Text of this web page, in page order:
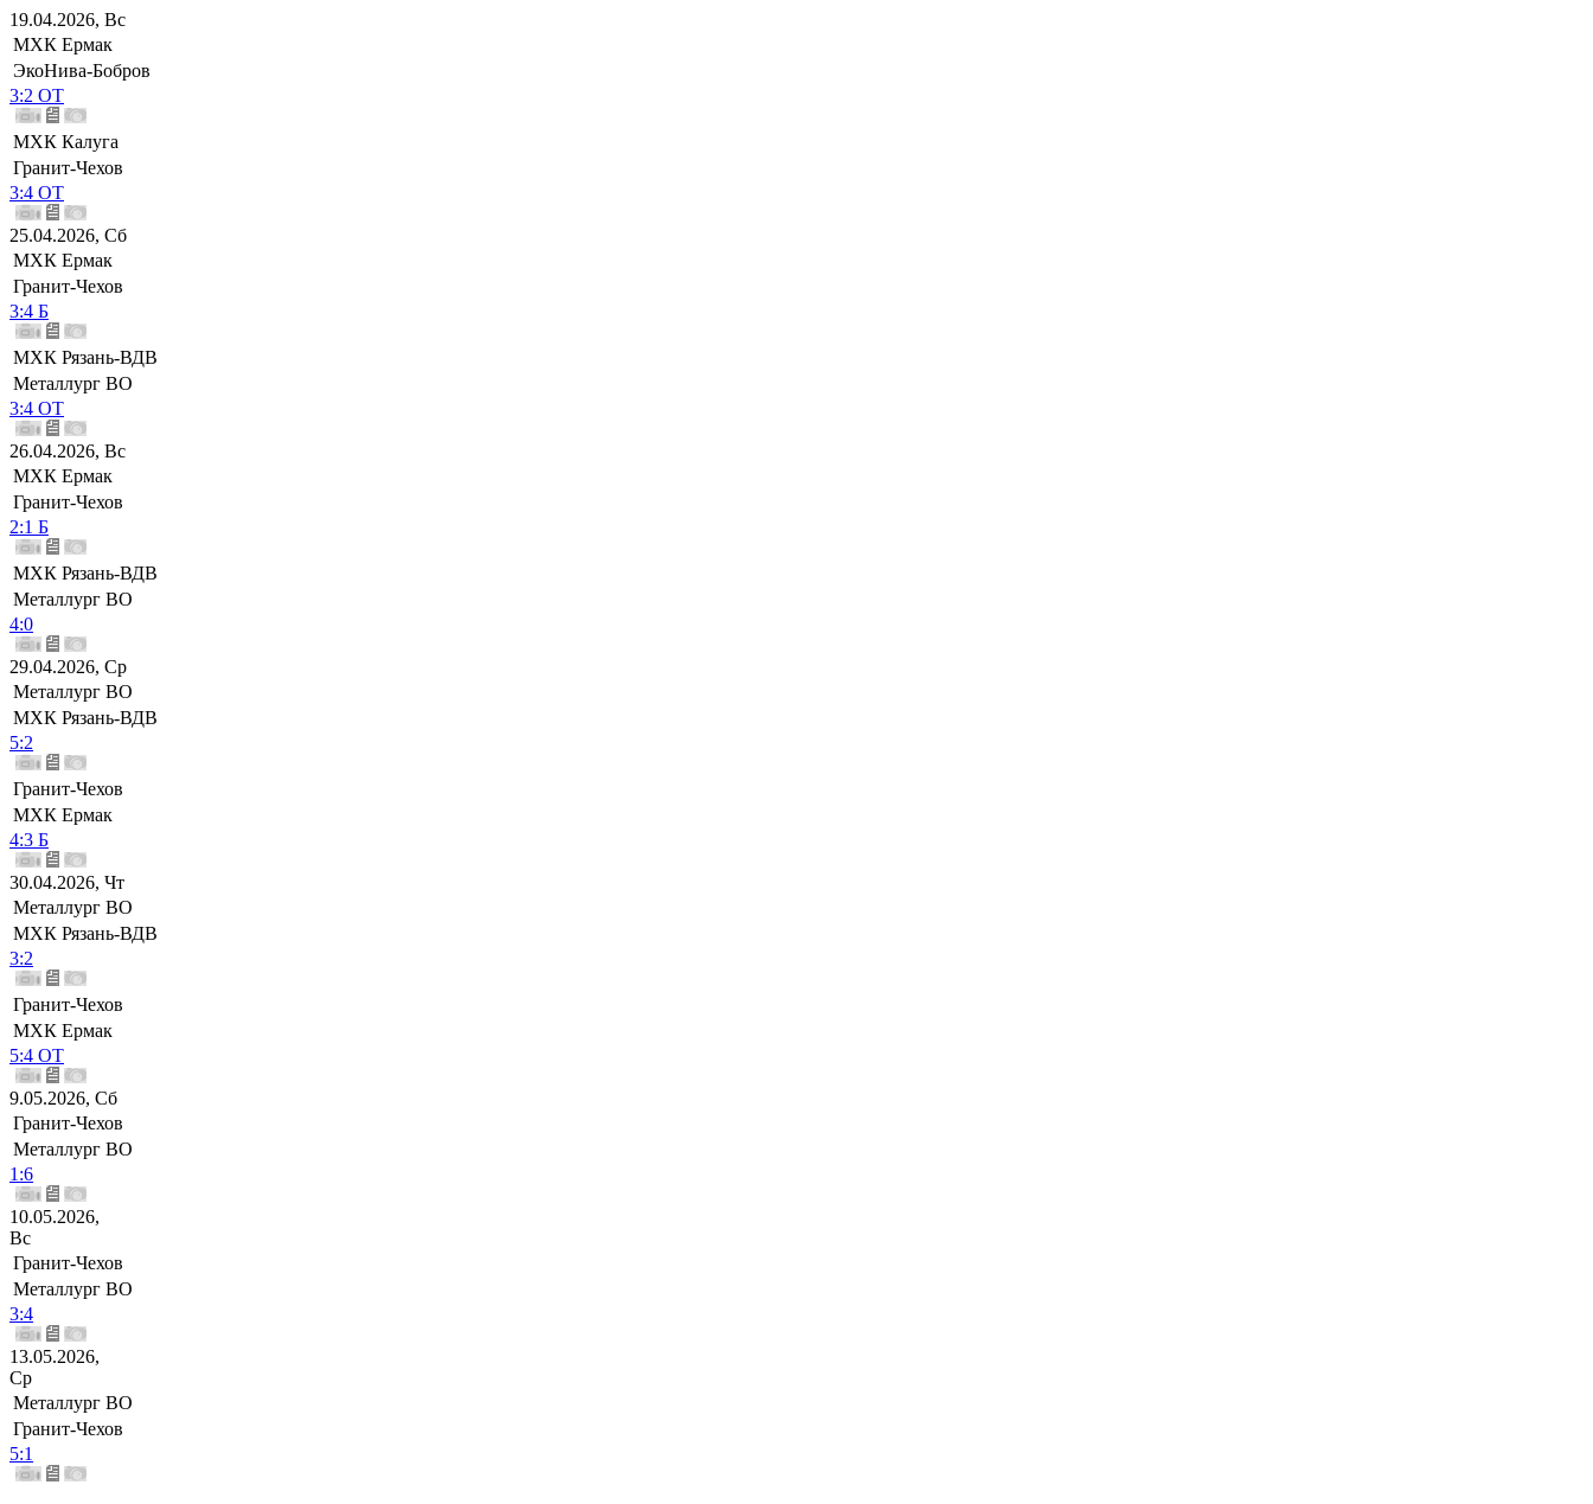
19.04.2026, Вс
МХК Ермак
ЭкоНива-Бобров
3:2 ОТ
МХК Калуга
Гранит-Чехов
3:4 ОТ
25.04.2026, Сб
МХК Ермак
Гранит-Чехов
3:4 Б
МХК Рязань-ВДВ
Металлург ВО
3:4 ОТ
26.04.2026, Вс
МХК Ермак
Гранит-Чехов
2:1 Б
МХК Рязань-ВДВ
Металлург ВО
4:0
29.04.2026, Ср
Металлург ВО
МХК Рязань-ВДВ
5:2
Гранит-Чехов
МХК Ермак
4:3 Б
30.04.2026, Чт
Металлург ВО
МХК Рязань-ВДВ
3:2
Гранит-Чехов
МХК Ермак
5:4 ОТ
9.05.2026, Сб
Гранит-Чехов
Металлург ВО
1:6
10.05.2026,
Вс
Гранит-Чехов
Металлург ВО
3:4
13.05.2026,
Ср
Металлург ВО
Гранит-Чехов
5:1